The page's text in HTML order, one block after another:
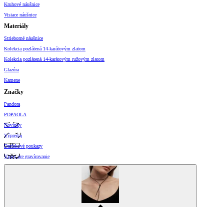
Kruhové náušnice
Visiace náušnice
Materiály
Strieborné náušnice
Kolekcia pozlátená 14-karátovým zlatom
Kolekcia pozlátená 14-karátovým ružovým zlatom
Glazúra
Kamene
Značky
Pandora
PDPAOLA
Novinky
Výpredaj
Darčekové poukazy
Vzory pre gravírovanie